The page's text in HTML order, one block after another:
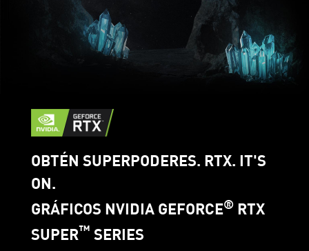
OBTÉN SUPERPODERES. RTX. IT'S
ON.
GRÁFICOS NVIDIA GEFORCE® RTX
SUPER™ SERIES